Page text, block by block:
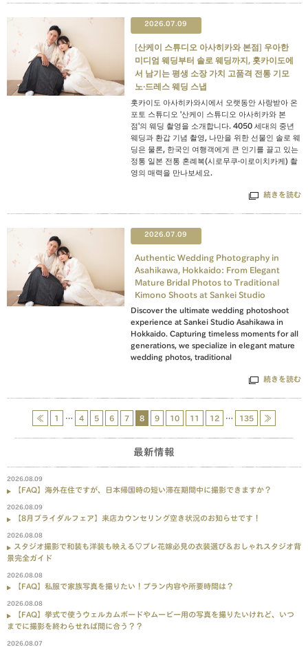
2026.07.09
[산케이 스튜디오 아사히카와 본점] 우아한
미디엄 웨딩부터 솔로 웨딩까지, 홋카이도에
서 남기는 평생 소장 가치 고품격 전통 기모
노·드레스 웨딩 스냅
홋카이도 아사히카와시에서 오랫동안 사랑받아 온
포토 스튜디오 '산케이 스튜디오 아사히카와 본
점'의 웨딩 촬영을 소개합니다. 4050 세대의 중년
웨딩과 환갑 기념 촬영, 나만을 위한 선물인 솔로 웨
딩은 물론, 한국인 여행객에게 큰 인기를 끌고 있는
정통 일본 전통 혼례복(시로무쿠·이로이치카케) 촬
영의 매력을 만나보세요.
続きを読む
2026.07.09
Authentic Wedding Photography in
Asahikawa, Hokkaido: From Elegant
Mature Bridal Photos to Traditional
Kimono Shoots at Sankei Studio
Discover the ultimate wedding photoshoot
experience at Sankei Studio Asahikawa in
Hokkaido. Capturing timeless moments for all
generations, we specialize in elegant mature
wedding photos, traditional
続きを読む
≪ 1 … 4 5 6 7 8 9 10 11 12 … 135 ≫
最新情報
2026.08.09
【FAQ】海外在住ですが、日本帰国時の短い滞在期間中に撮影できますか？
2026.08.09
【8月ブライダルフェア】来店カウンセリング空き状況のお知らせです！
2026.08.08
スタジオ撮影で和装も洋装も映える♡プレ花嫁必見の衣装選び＆おしゃれスタジオ背
景完全ガイド
2026.08.08
【FAQ】私服で家族写真を撮りたい！プラン内容や所要時間は？
2026.08.08
【FAQ】挙式で使うウェルカムボードやムービー用の写真を撮りたいけれど、いつ
までに撮影を終わらせれば間に合う？？
2026.08.07